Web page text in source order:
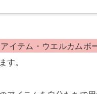
イテム・ウエルカムボ
す。